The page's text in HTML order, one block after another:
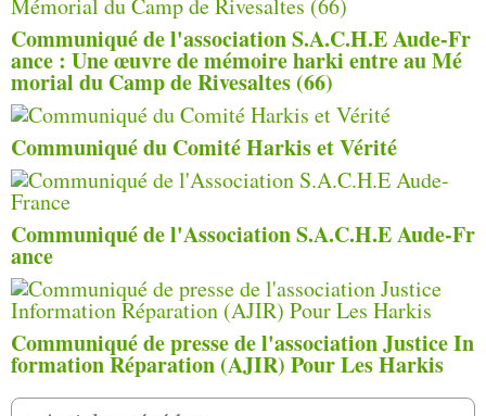
Communiqué de l'association S.A.C.H.E Aude-Fr
ance : Une œuvre de mémoire harki entre au Mé
morial du Camp de Rivesaltes (66)
Communiqué du Comité Harkis et Vérité
Communiqué de l'Association S.A.C.H.E Aude-Fr
ance
Communiqué de presse de l'association Justice In
formation Réparation (AJIR) Pour Les Harkis